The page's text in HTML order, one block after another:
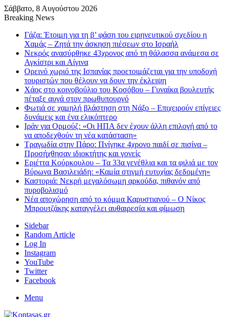
Σάββατο, 8 Αυγούστου 2026
Breaking News
Γάζα: Έτοιμη για τη β’ φάση του ειρηνευτικού σχεδίου η
Χαμάς – Ζητά την άσκηση πιέσεων στο Ισραήλ
Νεκρός ανασύρθηκε 43χρονος από τη θάλασσα ανάμεσα σε
Αγκίστρι και Αίγινα
Ορεινό χωριό της Ισπανίας προετοιμάζεται για την υποδοχή
τουριστών που θέλουν να δουν την έκλειψη
Χάος στο κοινοβούλιο του Κοσόβου – Γυναίκα βουλευτής
πέταξε αυγά στον πρωθυπουργό
Φωτιά σε χαμηλή βλάστηση στη Νάξο – Επιχειρούν επίγειες
δυνάμεις και ένα ελικόπτερο
Ιράν για Ορμούζ: «Οι ΗΠΑ δεν έχουν άλλη επιλογή από το
να αποδεχθούν τη νέα κατάσταση»
Τραγωδία στην Πάρο: Πνίγηκε 4χρονο παιδί σε πισίνα –
Προσήχθησαν ιδιοκτήτης και γονείς
Εριέττα Κούρκουλου – Τα 33α γενέθλια και τα φιλιά με τον
Βύρωνα Βασιλειάδη: «Καμία στιγμή ευτυχίας δεδομένη»
Καστοριά: Νεκρή μεγαλόσωμη αρκούδα, πιθανόν από
πυροβολισμό
Νέα αποχώρηση από το κόμμα Καρυστιανού – Ο Νίκος
Μπρουτζάκης καταγγέλει αυθαιρεσία και φίμωση
Sidebar
Random Article
Log In
Instagram
YouTube
Twitter
Facebook
Menu